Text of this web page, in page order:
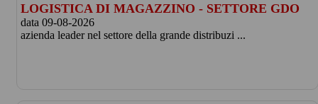
LOGISTICA DI MAGAZZINO - SETTORE GDO
data 09-08-2026
azienda leader nel settore della grande distribuzi ...